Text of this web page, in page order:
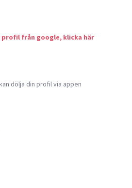
från google, klicka här
dölja din profil via appen